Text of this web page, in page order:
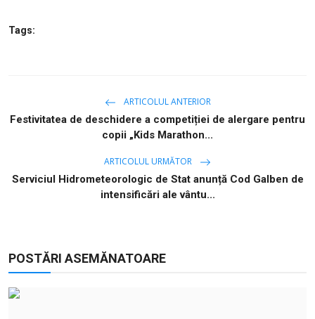
Tags:
ARTICOLUL ANTERIOR
Festivitatea de deschidere a competiției de alergare pentru
copii „Kids Marathon...
ARTICOLUL URMĂTOR
Serviciul Hidrometeorologic de Stat anunță Cod Galben de
intensificări ale vântu...
POSTĂRI ASEMĂNATOARE